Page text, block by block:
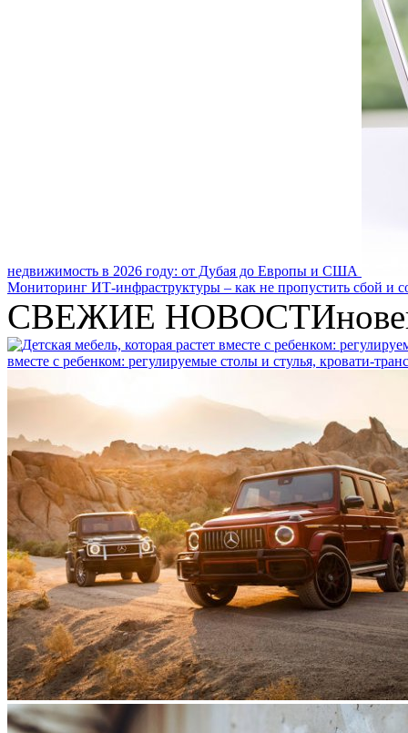
недвижимость в 2026 году: от Дубая до Европы и США
Мониторинг ИТ-инфраструктуры – как не пропустить сбой и
СВЕЖИЕ НОВОСТИ
вместе с ребенком: регулируемые столы и стулья, кровати-